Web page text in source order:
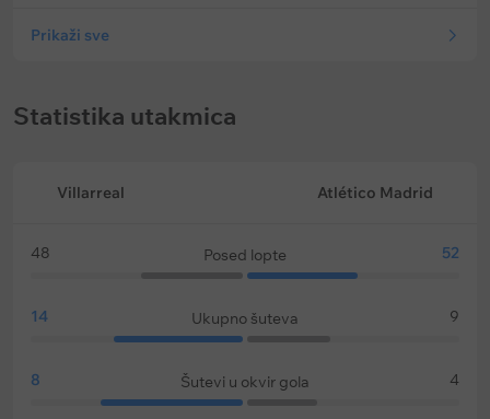
Prikaži sve
Statistika utakmica
Villarreal Atlético Madrid
48 Posed lopte 52
14 Ukupno šuteva 9
8 Šutevi u okvir gola 4